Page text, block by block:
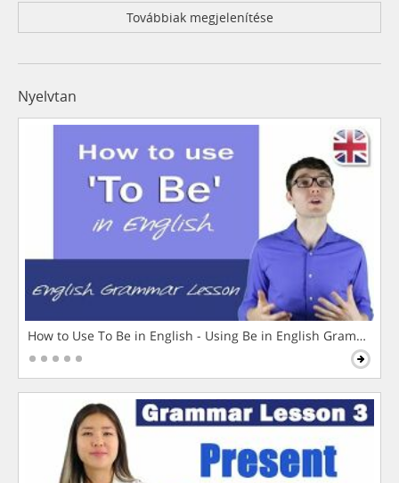
Továbbiak megjelenítése
Nyelvtan
How to Use To Be in English - Using Be in English Grammar